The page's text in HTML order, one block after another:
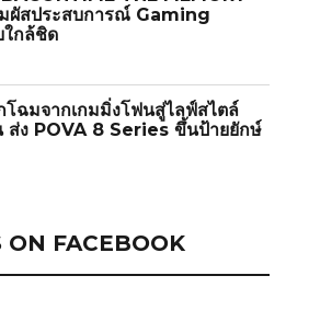
ผัสประสบการณ์ Gaming
กล้ชิด
โฉมจากเกมมิ่งโฟนสู่ไลฟ์สไตล์
ส่ง POVA 8 Series ขึ้นป้ายยักษ์
ON FACEBOOK